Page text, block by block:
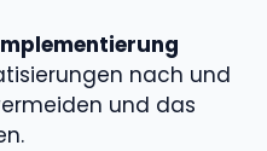
nach und
und das